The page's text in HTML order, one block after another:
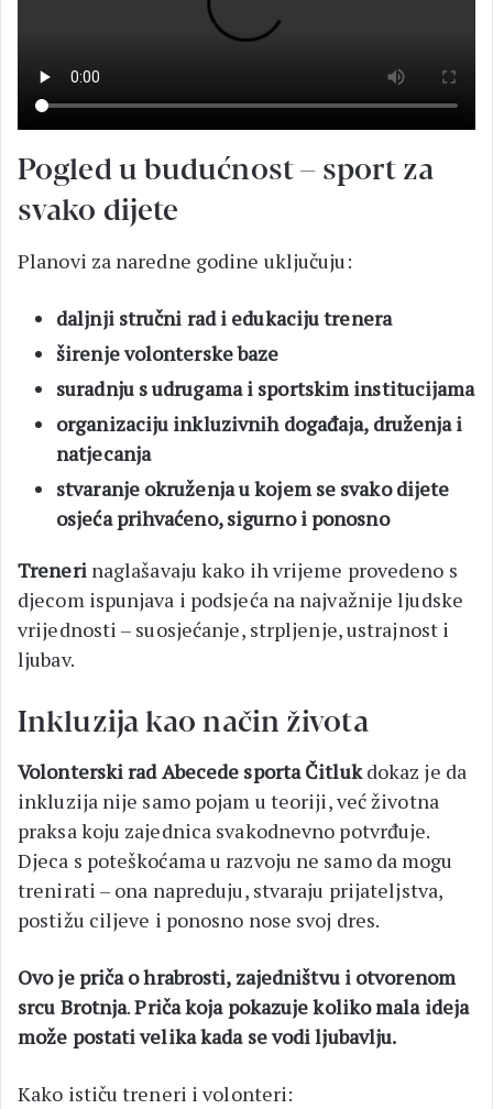
Pogled u budućnost – sport za
svako dijete
Planovi za naredne godine uključuju:
daljnji stručni rad i edukaciju trenera
širenje volonterske baze
suradnju s udrugama i sportskim institucijama
organizaciju inkluzivnih događaja, druženja i
natjecanja
stvaranje okruženja u kojem se svako dijete
osjeća prihvaćeno, sigurno i ponosno
Trenerinaglašavaju kako ih vrijeme provedeno s
djecom ispunjava i podsjeća na najvažnije ljudske
vrijednosti – suosjećanje, strpljenje, ustrajnost i
ljubav.
Inkluzija kao način života
Volonterski rad Abecede sporta Čitlukdokaz je da
inkluzija nije samo pojam u teoriji, već životna
praksa koju zajednica svakodnevno potvrđuje.
Djeca s poteškoćama u razvoju ne samo da mogu
trenirati – ona napreduju, stvaraju prijateljstva,
postižu ciljeve i ponosno nose svoj dres.
Ovo je priča o hrabrosti, zajedništvu i otvorenom
srcu Brotnja.Priča koja pokazuje koliko mala ideja
može postati velika kada se vodi ljubavlju.
Kako ističu treneri i volonteri: